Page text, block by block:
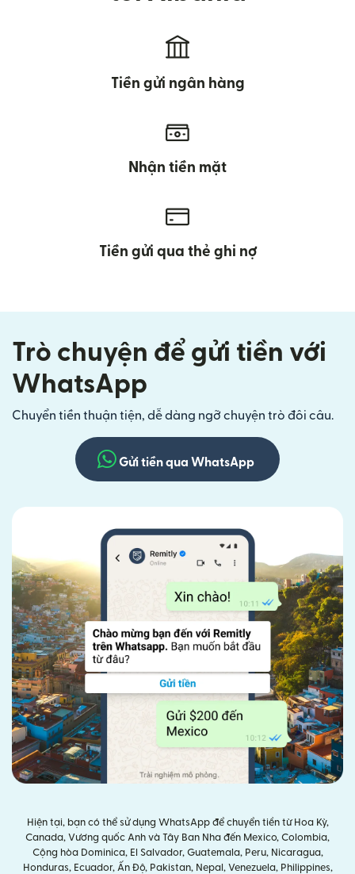
Tiền gửi ngân hàng
Nhận tiền mặt
Tiền gửi qua thẻ ghi nợ
Trò chuyện để gửi tiền với
WhatsApp
Chuyển tiền thuận tiện, dễ dàng ngỡ chuyện trò đôi câu.
Gửi tiền qua WhatsApp
Hiện tại, bạn có thể sử dụng WhatsApp để chuyển tiền từ Hoa Kỳ,
Canada, Vương quốc Anh và Tây Ban Nha đến Mexico, Colombia,
Cộng hòa Dominica, El Salvador, Guatemala, Peru, Nicaragua,
Honduras, Ecuador, Ấn Độ, Pakistan, Nepal, Venezuela, Philippines,